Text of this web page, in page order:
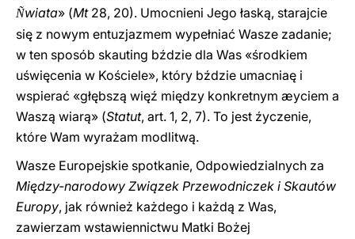
Ñwiata» (Mt28, 20). Umocnieni Jego łaską, starajcie
się z nowym entuzjazmem wypełniać Wasze zadanie;
w ten sposób skauting bździe dla Was «środkiem
uświęcenia w Kościele», który bździe umacniaę i
wspierać «głębszą więź między konkretnym æyciem a
Waszą wiarą» (Statut, art. 1, 2, 7). To jest źyczenie,
które Wam wyrażam modlitwą.
Wasze Europejskie spotkanie, Odpowiedzialnych za
Między-narodowy Związek Przewodniczek i Skautów
Europy, jak również każdego i każdą z Was,
zawierzam wstawiennictwu Matki Bożej